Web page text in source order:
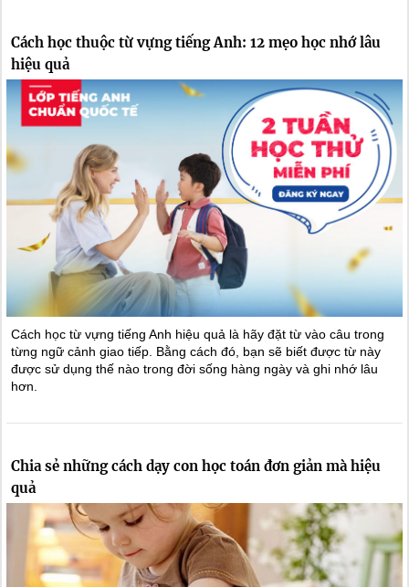
Cách học thuộc từ vựng tiếng Anh: 12 mẹo học nhớ lâu
hiệu quả
Cách học từ vựng tiếng Anh hiệu quả là hãy đặt từ vào câu trong
từng ngữ cảnh giao tiếp. Bằng cách đó, bạn sẽ biết được từ này
được sử dụng thế nào trong đời sống hàng ngày và ghi nhớ lâu
hơn.
Chia sẻ những cách dạy con học toán đơn giản mà hiệu
quả